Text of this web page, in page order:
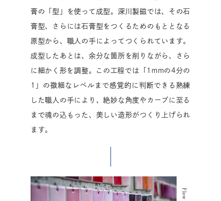
膏の「型」を使って成型。深川製磁では、その石
膏型、さらには石膏型をつくるためのもととなる
原型から、職人の手によってつくられています。
成型したあとは、余分な箇所を削りながら、さら
に細かく形を調整。この工程では「1mmの4分の
1」の微細なレベルまで感覚的に判断できる熟練
した職人の手により、絶妙な角度やカーブに至る
まで魂の込もった、美しい造形がつくり上げられ
ます。